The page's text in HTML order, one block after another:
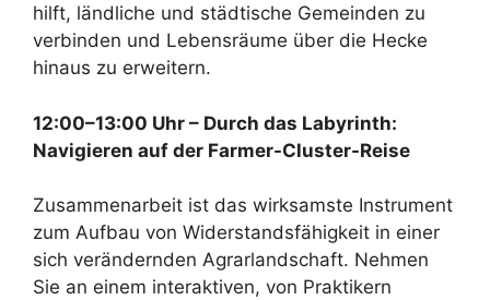
hilft, ländliche und städtische Gemeinden zu
verbinden und Lebensräume über die Hecke
hinaus zu erweitern.
12:00–13:00 Uhr – Durch das Labyrinth:
Navigieren auf der Farmer-Cluster-Reise
Zusammenarbeit ist das wirksamste Instrument
zum Aufbau von Widerstandsfähigkeit in einer
sich verändernden Agrarlandschaft. Nehmen
Sie an einem interaktiven, von Praktikern